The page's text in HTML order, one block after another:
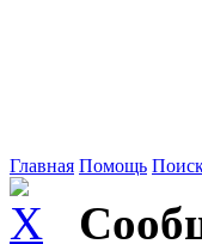
Главная Помощь